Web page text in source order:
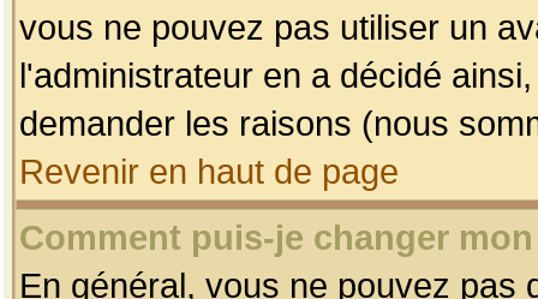
vous ne pouvez pas utiliser un
l'administrateur en a décidé
demander les raisons (nous
Revenir en haut de page
Comment puis-je changer
En général, vous ne pouvez pas